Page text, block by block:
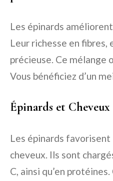
Les épinards
Leur richesse en fibres,
précieuse. Ce mélange
Vous bénéficiez d’un
Épinards et Cheveux
Les épinards favorisent
cheveux. Ils sont
C, ainsi qu’en